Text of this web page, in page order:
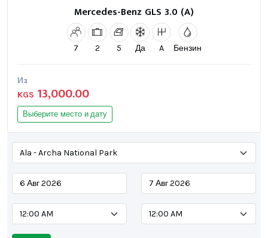
Mercedes-Benz GLS 3.0 (A)
7 2 5 Да A Бензин
Из
KGS 13,000.00
Выберите место и дату